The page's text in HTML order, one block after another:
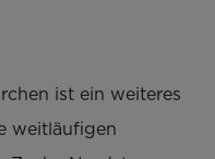
ist ein weiteres
weitläufigen